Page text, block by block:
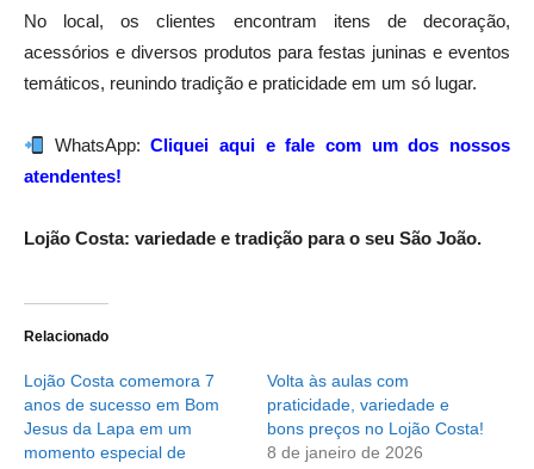
No local, os clientes encontram itens de decoração,
acessórios e diversos produtos para festas juninas e eventos
temáticos, reunindo tradição e praticidade em um só lugar.
WhatsApp:Cliquei aqui e fale com um dos nossos
atendentes!
Lojão Costa: variedade e tradição para o seu São João.
Relacionado
Lojão Costa comemora 7
anos de sucesso em Bom
Jesus da Lapa em um
momento especial de
Volta às aulas com
praticidade, variedade e
bons preços no Lojão Costa!
8 de janeiro de 2026